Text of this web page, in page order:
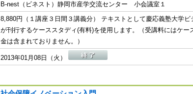
B-nest（ビネスト）静岡市産学交流センター 小会議室１
8,880円（１講座３日間３講義分） テキストとして慶応義塾大学ビ
が刊行するケーススタディ(有料)を使用します。（受講料にはケー
金は含まれておりません。）
2013年01月08日（火）